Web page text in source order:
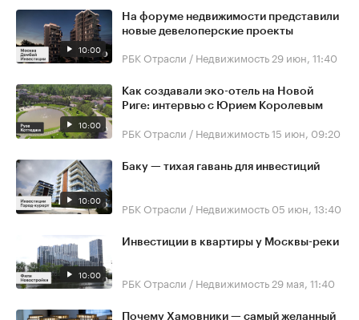
10:00
На форуме недвижимости представили
новые девелоперские проекты
РБК Отрасли / Недвижимость 29 июн, 11:40
10:00
Как создавали эко-отель на Новой
Риге: интервью с Юрием Королевым
РБК Отрасли / Недвижимость15 июн, 09:20
10:00
Баку — тихая гавань для инвестиций
РБК Отрасли / Недвижимость 05 июн, 13:40
10:00
Инвестиции в квартиры у Москвы-реки
РБК Отрасли / Недвижимость 29 мая, 11:40
Почему Хамовники — самый желанный